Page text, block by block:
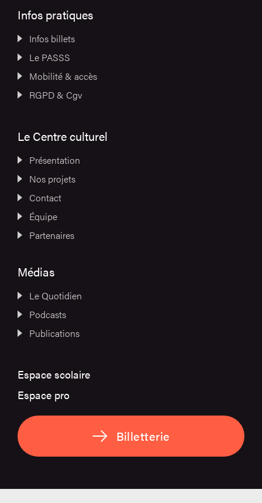
Infos pratiques
Infos billets
Le PASSS
Mobilité & accès
RGPD & Cgv
Le Centre culturel
Présentation
Nos projets
Contact
Équipe
Partenaires
Médias
Le Quotidien
Podcasts
Publications
Espace scolaire
Espace pro
Billetterie